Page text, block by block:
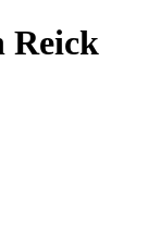
Reick